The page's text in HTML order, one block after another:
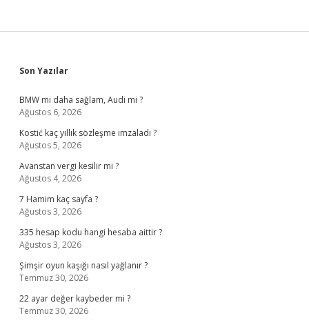
Sidebar
Son Yazılar
BMW mi daha sağlam, Audi mi ?
Ağustos 6, 2026
Kostić kaç yıllık sözleşme imzaladı ?
Ağustos 5, 2026
Avanstan vergi kesilir mi ?
Ağustos 4, 2026
7 Hamim kaç sayfa ?
Ağustos 3, 2026
335 hesap kodu hangi hesaba aittir ?
Ağustos 3, 2026
Şimşir oyun kaşığı nasıl yağlanır ?
Temmuz 30, 2026
22 ayar değer kaybeder mi ?
Temmuz 30, 2026